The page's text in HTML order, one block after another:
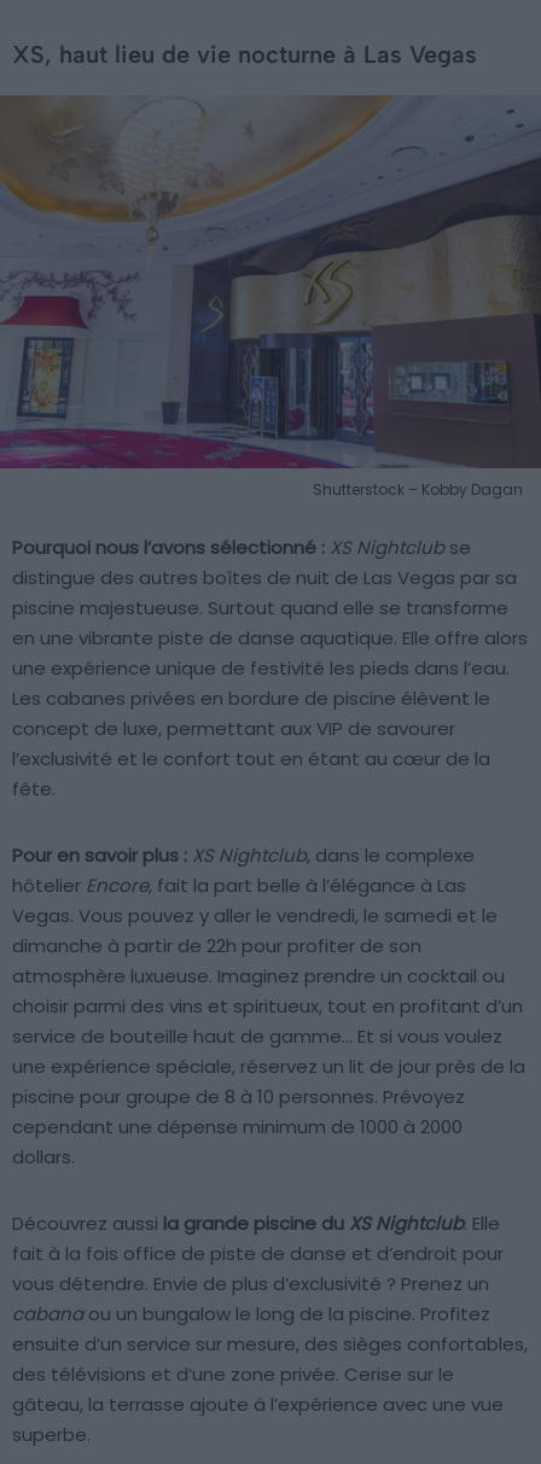
XS, haut lieu de vie nocturne à Las Vegas
Shutterstock – Kobby Dagan
Pourquoi nous l’avons sélectionné : XS Nightclubse
distingue des autres boîtes de nuit de Las Vegas par sa
piscine majestueuse. Surtout quand elle se transforme
en une vibrante piste de danse aquatique. Elle offre alors
une expérience unique de festivité les pieds dans l’eau.
Les cabanes privées en bordure de piscine élèvent le
concept de luxe, permettant aux VIP de savourer
l’exclusivité et le confort tout en étant au cœur de la
fête.
Pour en savoir plus : XS Nightclub, dans le complexe
hôtelier Encore, fait la part belle à l’élégance à Las
Vegas. Vous pouvez y aller le vendredi, le samedi et le
dimanche à partir de 22h pour profiter de son
atmosphère luxueuse. Imaginez prendre un cocktail ou
choisir parmi des vins et spiritueux, tout en profitant d’un
service de bouteille haut de gamme… Et si vous voulez
une expérience spéciale, réservez un lit de jour près de la
piscine pour groupe de 8 à 10 personnes. Prévoyez
cependant une dépense minimum de 1000 à 2000
dollars.
Découvrez aussi la grande piscine du XS Nightclub. Elle
fait à la fois office de piste de danse et d’endroit pour
vous détendre. Envie de plus d’exclusivité ? Prenez un
cabanaou un bungalow le long de la piscine. Profitez
ensuite d’un service sur mesure, des sièges confortables,
des télévisions et d’une zone privée. Cerise sur le
gâteau, la terrasse ajoute à l’expérience avec une vue
superbe.